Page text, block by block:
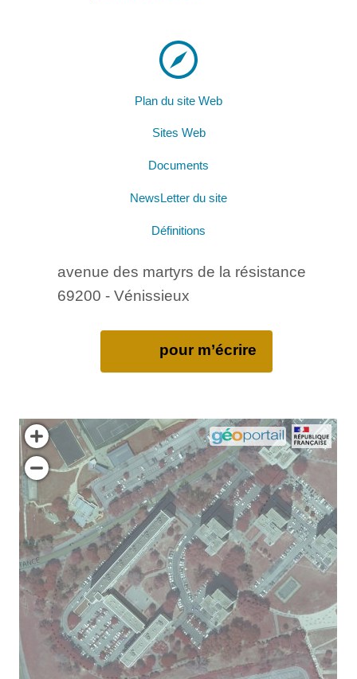
Plan du site Web
Sites Web
Documents
NewsLetter du site
Définitions
avenue des martyrs de la résistance
69200 - Vénissieux
pour m’écrire